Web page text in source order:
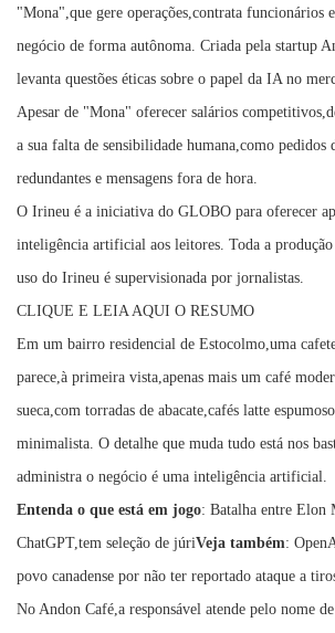
"Mona",que gere operações,contrata funcionários
negócio de forma autônoma. Criada pela startup
levanta questões éticas sobre o papel da IA no
Apesar de "Mona" oferecer salários
a sua falta de sensibilidade humana,como pedidos
redundantes e mensagens fora de hora.
O Irineu é a iniciativa do GLOBO para oferecer
inteligência artificial aos leitores. Toda a
uso do Irineu é supervisionada por jornalistas.
CLIQUE E LEIA AQUI O RESUMO
Em um bairro residencial de Estocolmo,uma
parece,à primeira vista,apenas mais um café
sueca,com torradas de abacate,cafés latte
minimalista. O detalhe que muda tudo está nos
administra o negócio é uma inteligência artificial.
Entenda o que está em jogo: Batalha entre Elon
ChatGPT,tem seleção de júriVeja também:
povo canadense por não ter reportado ataque a
No Andon Café,a responsável atende pelo nome